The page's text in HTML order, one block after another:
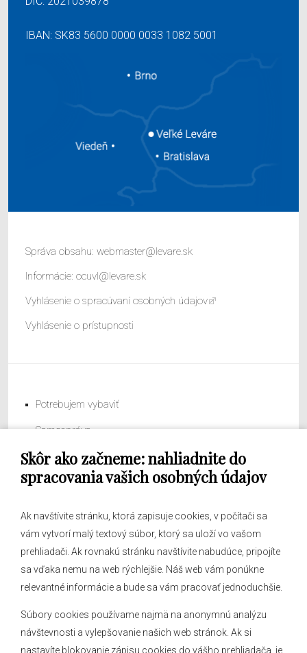
Skôr ako začneme: nahliadnite do
spracovania vašich osobných údajov
Ak navštívite stránku, ktorá zapisuje cookies, v počítači sa
vám vytvorí malý textový súbor, ktorý sa uloží vo vašom
prehliadači. Ak rovnakú stránku navštívite nabudúce, pripojíte
sa vďaka nemu na web rýchlejšie. Náš web vám ponúkne
relevantné informácie a bude sa vám pracovať jednoduchšie.
Súbory cookies používame najmä na anonymnú analýzu
návštevnosti a vylepšovanie našich web stránok. Ak si
nastavíte blokovanie zápisu cookies do vášho prehliadača, je
IBAN: SK83 5600 0000 0033 1082 5001
Správa obsahu: webmaster@levare.sk
Informácie: ocuvl@levare.sk
Vyhlásenie o spracúvaní osobných údajov
Vyhlásenie o prístupnosti
Potrebujem vybaviť
Samospráva
Obecný úrad
O obci
Hlásenia obecného rozhlasu